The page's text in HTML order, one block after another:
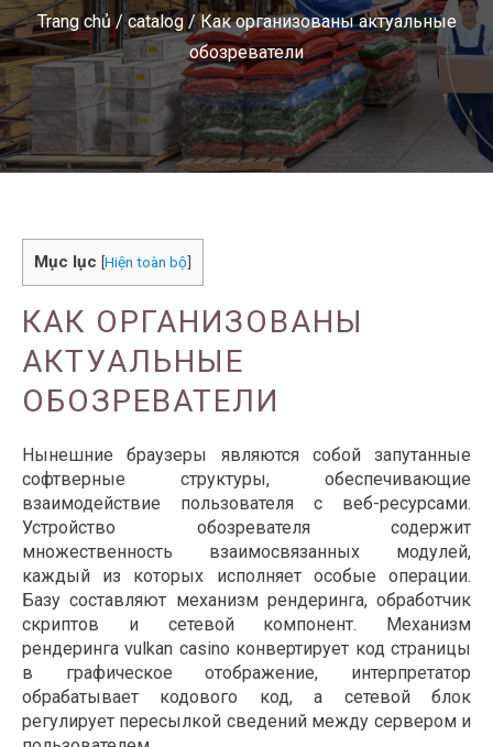
Trang chủ/catalog/ Как организованы актуальные
обозреватели
Mục lục [Hiện toàn bộ]
КАК ОРГАНИЗОВАНЫ
АКТУАЛЬНЫЕ
ОБОЗРЕВАТЕЛИ
Нынешние браузеры являются собой запутанные
софтверные структуры, обеспечивающие
взаимодействие пользователя с веб-ресурсами.
Устройство обозревателя содержит
множественность взаимосвязанных модулей,
каждый из которых исполняет особые операции.
Базу составляют механизм рендеринга, обработчик
скриптов и сетевой компонент. Механизм
рендеринга vulkan casino конвертирует код страницы
в графическое отображение, интерпретатор
обрабатывает кодового код, а сетевой блок
регулирует пересылкой сведений между сервером и